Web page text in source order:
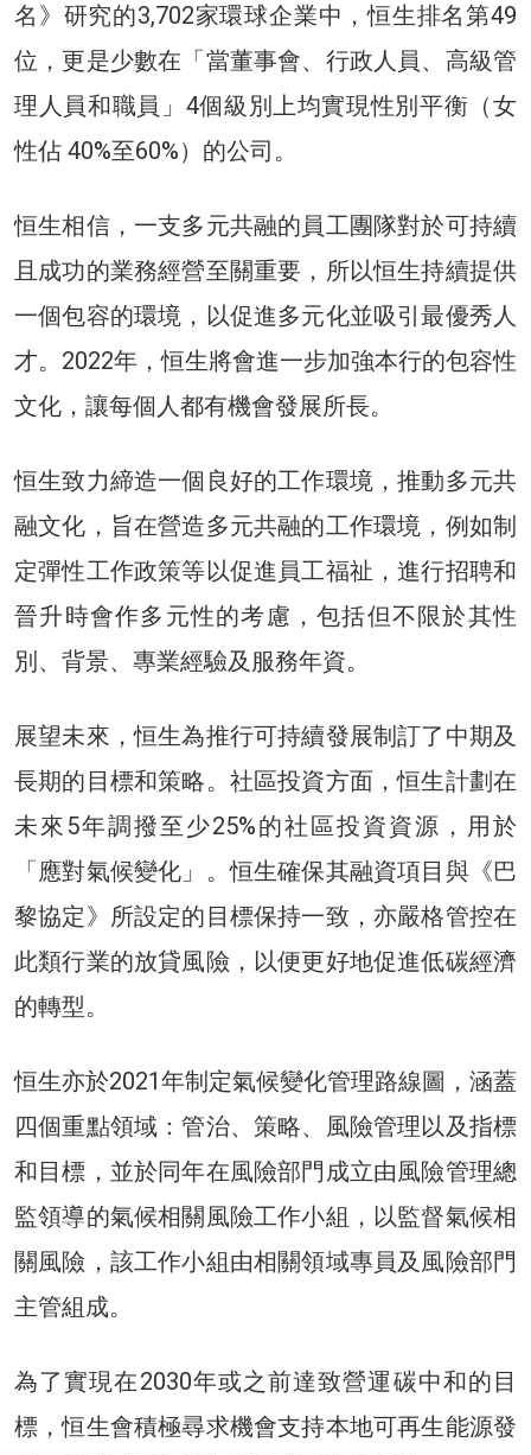
名》研究的3,702家環球企業中，恒生排名第49
位，更是少數在「當董事會、行政人員、高級管
理人員和職員」4個級別上均實現性別平衡（女
性佔 40%至60%）的公司。
恒生相信，一支多元共融的員工團隊對於可持續
且成功的業務經營至關重要，所以恒生持續提供
一個包容的環境，以促進多元化並吸引最優秀人
才。2022年，恒生將會進一步加強本行的包容性
文化，讓每個人都有機會發展所長。
恒生致力締造一個良好的工作環境，推動多元共
融文化，旨在營造多元共融的工作環境，例如制
定彈性工作政策等以促進員工福祉，進行招聘和
晉升時會作多元性的考慮，包括但不限於其性
別、背景、專業經驗及服務年資。
展望未來，恒生為推行可持續發展制訂了中期及
長期的目標和策略。社區投資方面，恒生計劃在
未來5年調撥至少25%的社區投資資源，用於
「應對氣候變化」。恒生確保其融資項目與《巴
黎協定》所設定的目標保持一致，亦嚴格管控在
此類行業的放貸風險，以便更好地促進低碳經濟
的轉型。
恒生亦於2021年制定氣候變化管理路線圖，涵蓋
四個重點領域：管治、策略、風險管理以及指標
和目標，並於同年在風險部門成立由風險管理總
監領導的氣候相關風險工作小組，以監督氣候相
關風險，該工作小組由相關領域專員及風險部門
主管組成。
為了實現在2030年或之前達致營運碳中和的目
標，恒生會積極尋求機會支持本地可再生能源發